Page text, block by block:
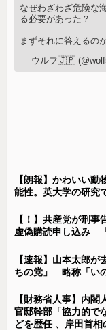
なぜわざわざ危険な
る必要があった？
まずそれに答えるの
— ウルフ🇯🇵
【朗報】かわいい
能性。英大学の研究
【！】共産党が刑
虚偽購読申し込み
【速報】山本太郎
ちの党」 略称「い
【財務省人事】内
官邸幹部「協力的で
どを歴任 、岸田首相